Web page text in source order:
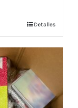
Detalles